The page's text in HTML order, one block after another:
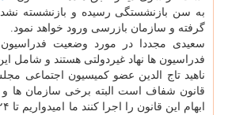
به سن بازنشستگی رسیده و بازنشسته
گرفته و سازمان بازرسی ورود خواهد نمود.
سعیدی مجددا در مورد وضعیت فدراسیون
فدراسیون ها نهاد غیردولتی هستند و شامل
ناهید تاج الدین عضو كمیسیون اجتماعی
قانون شفاف است البته برخی سازمان ها و